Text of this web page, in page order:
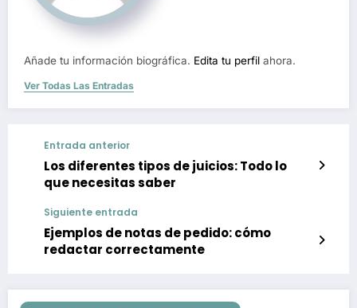
Añade tu información biográfica. Edita tu perfil ahora.
Ver Todas Las Entradas
Entrada anterior
Los diferentes tipos de juicios: Todo lo
que necesitas saber
Siguiente entrada
Ejemplos de notas de pedido: cómo
redactar correctamente